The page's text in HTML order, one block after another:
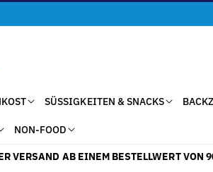
SÜSSIGKEITEN & SNACKS
NON-FOOD
AB EINEM BESTELLWERT VON 90€